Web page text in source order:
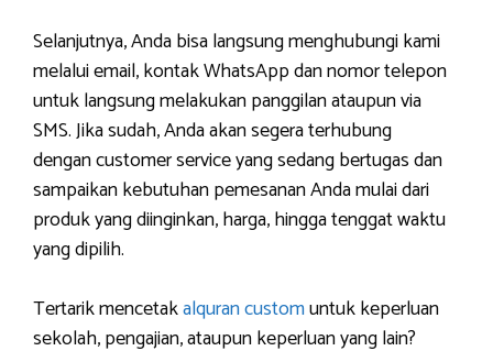
Selanjutnya, Anda bisa langsung menghubungi kami
melalui email, kontak WhatsApp dan nomor telepon
untuk langsung melakukan panggilan ataupun via
SMS. Jika sudah, Anda akan segera terhubung
dengan customer service yang sedang bertugas dan
sampaikan kebutuhan pemesanan Anda mulai dari
produk yang diinginkan, harga, hingga tenggat waktu
yang dipilih.
Tertarik mencetakalquran customuntuk keperluan
sekolah, pengajian, ataupun keperluan yang lain?